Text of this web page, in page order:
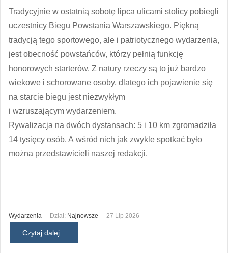
Tradycyjnie w ostatnią sobotę lipca ulicami stolicy pobiegli
uczestnicy Biegu Powstania Warszawskiego. Piękną
tradycją tego sportowego, ale i patriotycznego wydarzenia,
jest obecność powstańców, którzy pełnią funkcję
honorowych starterów. Z natury rzeczy są to już bardzo
wiekowe i schorowane osoby, dlatego ich pojawienie się
na starcie biegu jest niezwykłym
i wzruszającym wydarzeniem.
Rywalizacja na dwóch dystansach: 5 i 10 km zgromadziła
14 tysięcy osób. A wśród nich jak zwykle spotkać było
można przedstawicieli naszej redakcji.
Wydarzenia Dział: Najnowsze 27 Lip 2026
Czytaj dalej...